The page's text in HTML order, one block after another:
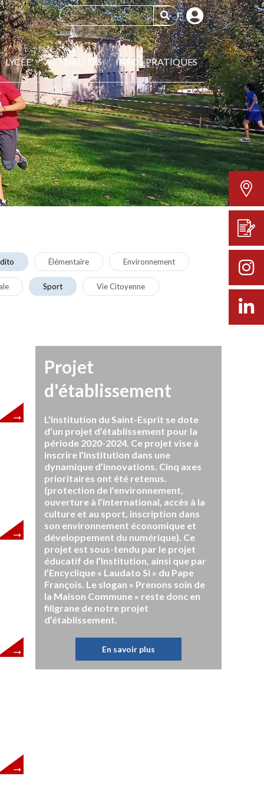
LYCÉE ACTUALITÉS INFOS PRATIQUES
Élémentaire Environnement
Sport Vie Citoyenne
Projet
d'établissement
L’Institution du Saint-Esprit se dote
d’un projet d’établissement pour la
période 2020-2024. Ce projet vise à
inscrire l’Institution dans une
dynamique d’innovations. Cinq axes
prioritaires ont été retenus.
(protection de l’environnement,
ouverture à l’international, accès à la
culture et au sport, inscription dans
son environnement économique et
développement du numérique). Ce
projet est sous-tendu par le projet
éducatif de l’Institution, ainsi que par
l’Encyclique « Laudato Si » du Pape
François. Le slogan « Prenons soin de
la Maison Commune » reste donc en
filigrane de notre projet
d’établissement.
En savoir plus